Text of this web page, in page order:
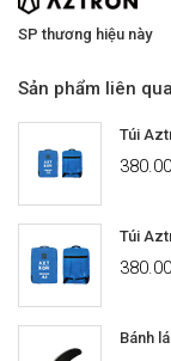
SP thương hiệu này
Sản phẩm liên
Túi
Túi
Bánh